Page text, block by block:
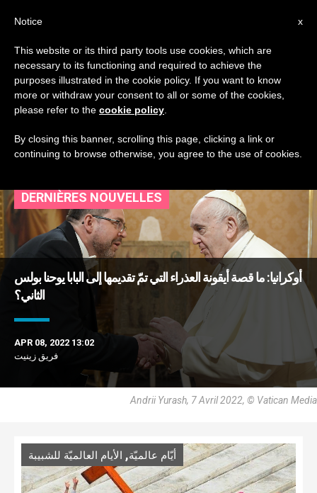
TAG
Posts Tagged ‘أيقونة
العذراء’
DERNIÈRES NOUVELLES
أوكرانيا: ما قصة أيقونة العذراء التي تمّ تقديمها إلى البابا يوحنا بولس
الثاني؟
APR 08, 2022 13:02
فريق زينيت
Andrii Yurash, 7 Avril 2022, © Vatican Media
أيّام عالميّة, الأيام العالميّة للشبيبة
x
Notice
This website or its third party tools use cookies, which are
necessary to its functioning and required to achieve the
purposes illustrated in the cookie policy. If you want to know
more or withdraw your consent to all or some of the cookies,
please refer to the cookie policy
By closing this banner, scrolling this page, clicking a link or
continuing to browse otherwise, you agree to the use of cookies.